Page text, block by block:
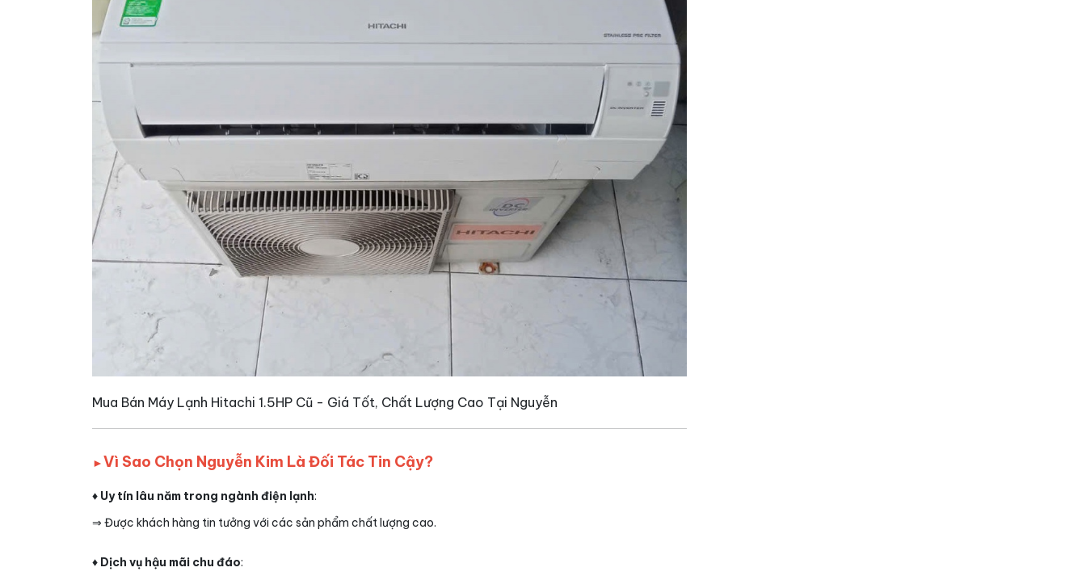
Mua Bán Máy Lạnh Hitachi 1.5HP Cũ - Giá Tốt, Chất Lượng Cao Tại Nguyễn
►Vì Sao Chọn Nguyễn Kim Là Đối Tác Tin Cậy?
♦ Uy tín lâu năm trong ngành điện lạnh:
⇒ Được khách hàng tin tưởng với các sản phẩm chất lượng cao.
♦ Dịch vụ hậu mãi chu đáo: